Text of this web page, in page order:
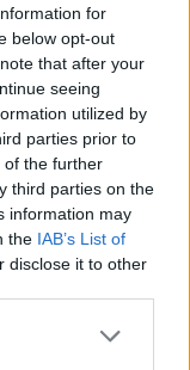
for
below opt-out
that after your
seeing
utilized by
parties prior to
of the further
third parties on the
information may
the IAB’s List of
disclose it to other